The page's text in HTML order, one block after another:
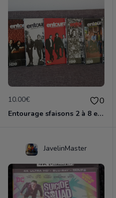
10.00€ 0
Entourage sfaisons 2 à 8 en dvd
JavelinMaster